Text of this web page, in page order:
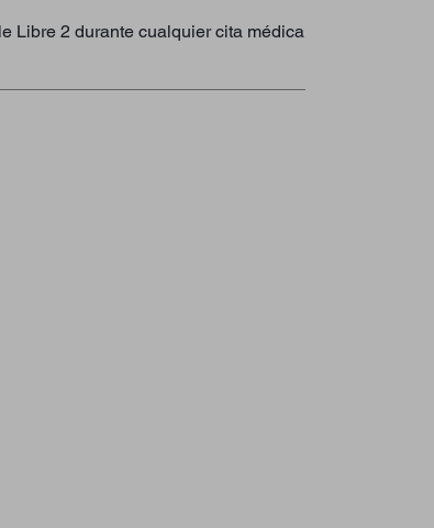
Libre 2 durante cualquier cita médica